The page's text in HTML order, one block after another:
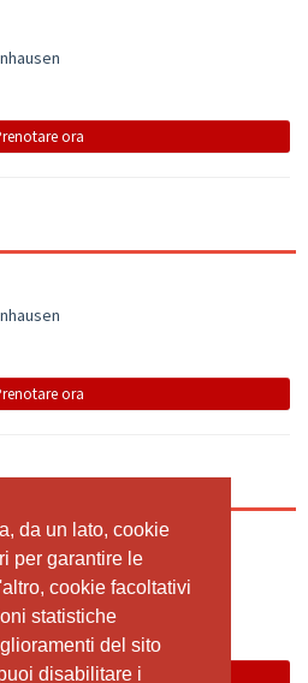
da un lato, cookie
per garantire le
cookie facoltativi
statistiche
del sito
disabilitare i
da un lato, cookie
per garantire le
cookie facoltativi
statistiche
del sito
disabilitare i
ora
ora
Sommerferien
ora